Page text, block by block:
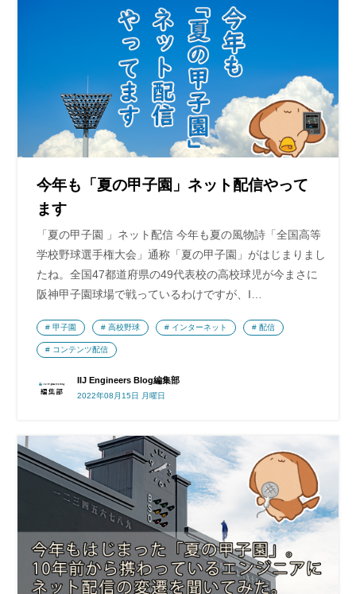
今年も「夏の甲子園」ネット配信やって
ます
「夏の甲子園 」ネット配信 今年も夏の風物詩「全国高等
学校野球選手権大会」通称「夏の甲子園」がはじまりまし
たね。全国47都道府県の49代表校の高校球児が今まさに
阪神甲子園球場で戦っているわけですが、I…
IIJ Engineers Blog編集部
2022年08月15日 月曜日
甲子園 高校野球 インターネット 配信
コンテンツ配信